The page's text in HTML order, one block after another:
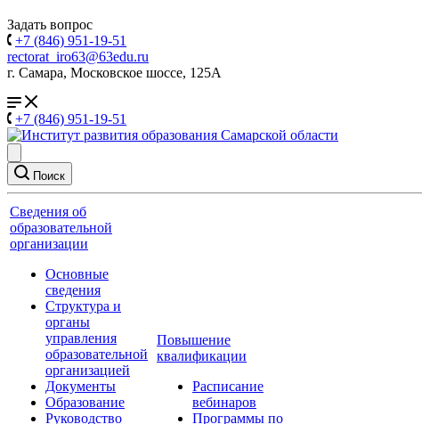
Задать вопрос
+7 (846) 951-19-51
rectorat_iro63@63edu.ru
г. Самара, Московское шоссе, 125А
+7 (846) 951-19-51
Поиск
Сведения об
образовательной
организации
Основные
сведения
Структура и
органы
управления
образовательной
организацией
Документы
Образование
Руководство
Повышение
квалификации
Расписание
вебинаров
Программы по